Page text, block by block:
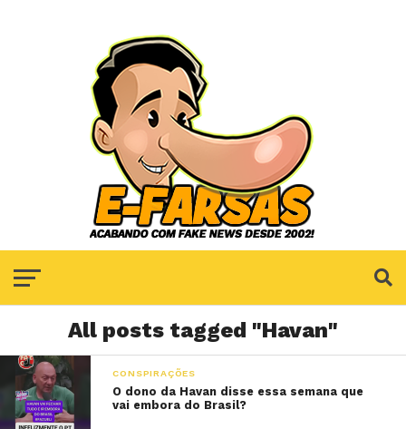
All posts tagged "Havan"
CONSPIRAÇÕES
O dono da Havan disse essa semana que
vai embora do Brasil?